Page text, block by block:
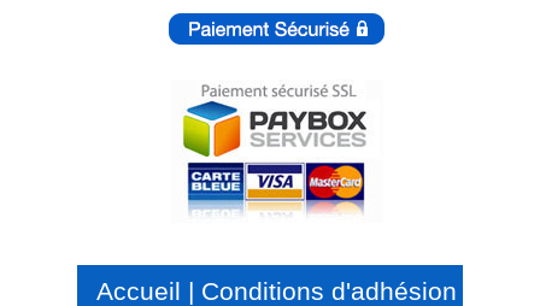
Accueil | Conditions d'adhésion